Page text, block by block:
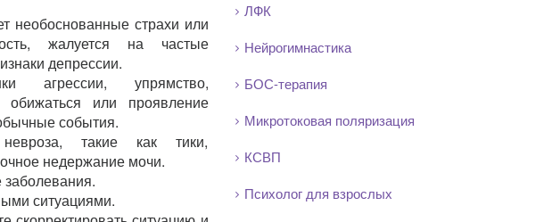
необоснованные страхи или
жалуется на частые
депрессии.
агрессии, упрямство,
обижаться или проявление
события.
такие как тики,
недержание мочи.
заболевания.
ситуациями.
ЛФК
Нейрогимнастика
БОС-терапия
Микротоковая поляризация
КСВП
Психолог для взрослых